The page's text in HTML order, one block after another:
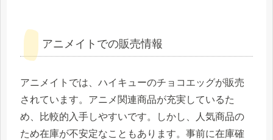
アニメイトでの販売情報
アニメイトでは、ハイキューのチョコエッグが販売
されています。アニメ関連商品が充実しているた
め、比較的入手しやすいです。しかし、人気商品の
ため在庫が不安定なこともあります。事前に在庫確